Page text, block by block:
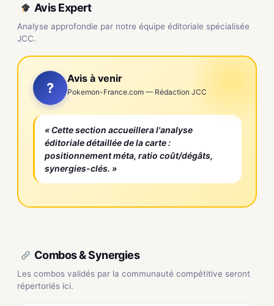
Avis Expert
Analyse approfondie par notre équipe éditoriale spécialisée
JCC.
?
Avis à venir
Pokemon-France.com — Rédaction JCC
« Cette section accueillera l'analyse
éditoriale détaillée de la carte :
positionnement méta, ratio coût/dégâts,
synergies-clés. »
Combos & Synergies
Les combos validés par la communauté compétitive seront
répertoriés ici.